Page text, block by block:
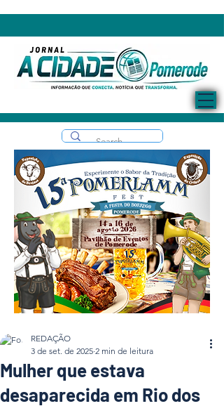
Mulher que estava
desaparecida em Rio dos
REDAÇÃO
3 de set. de 2025 2 min de leitura